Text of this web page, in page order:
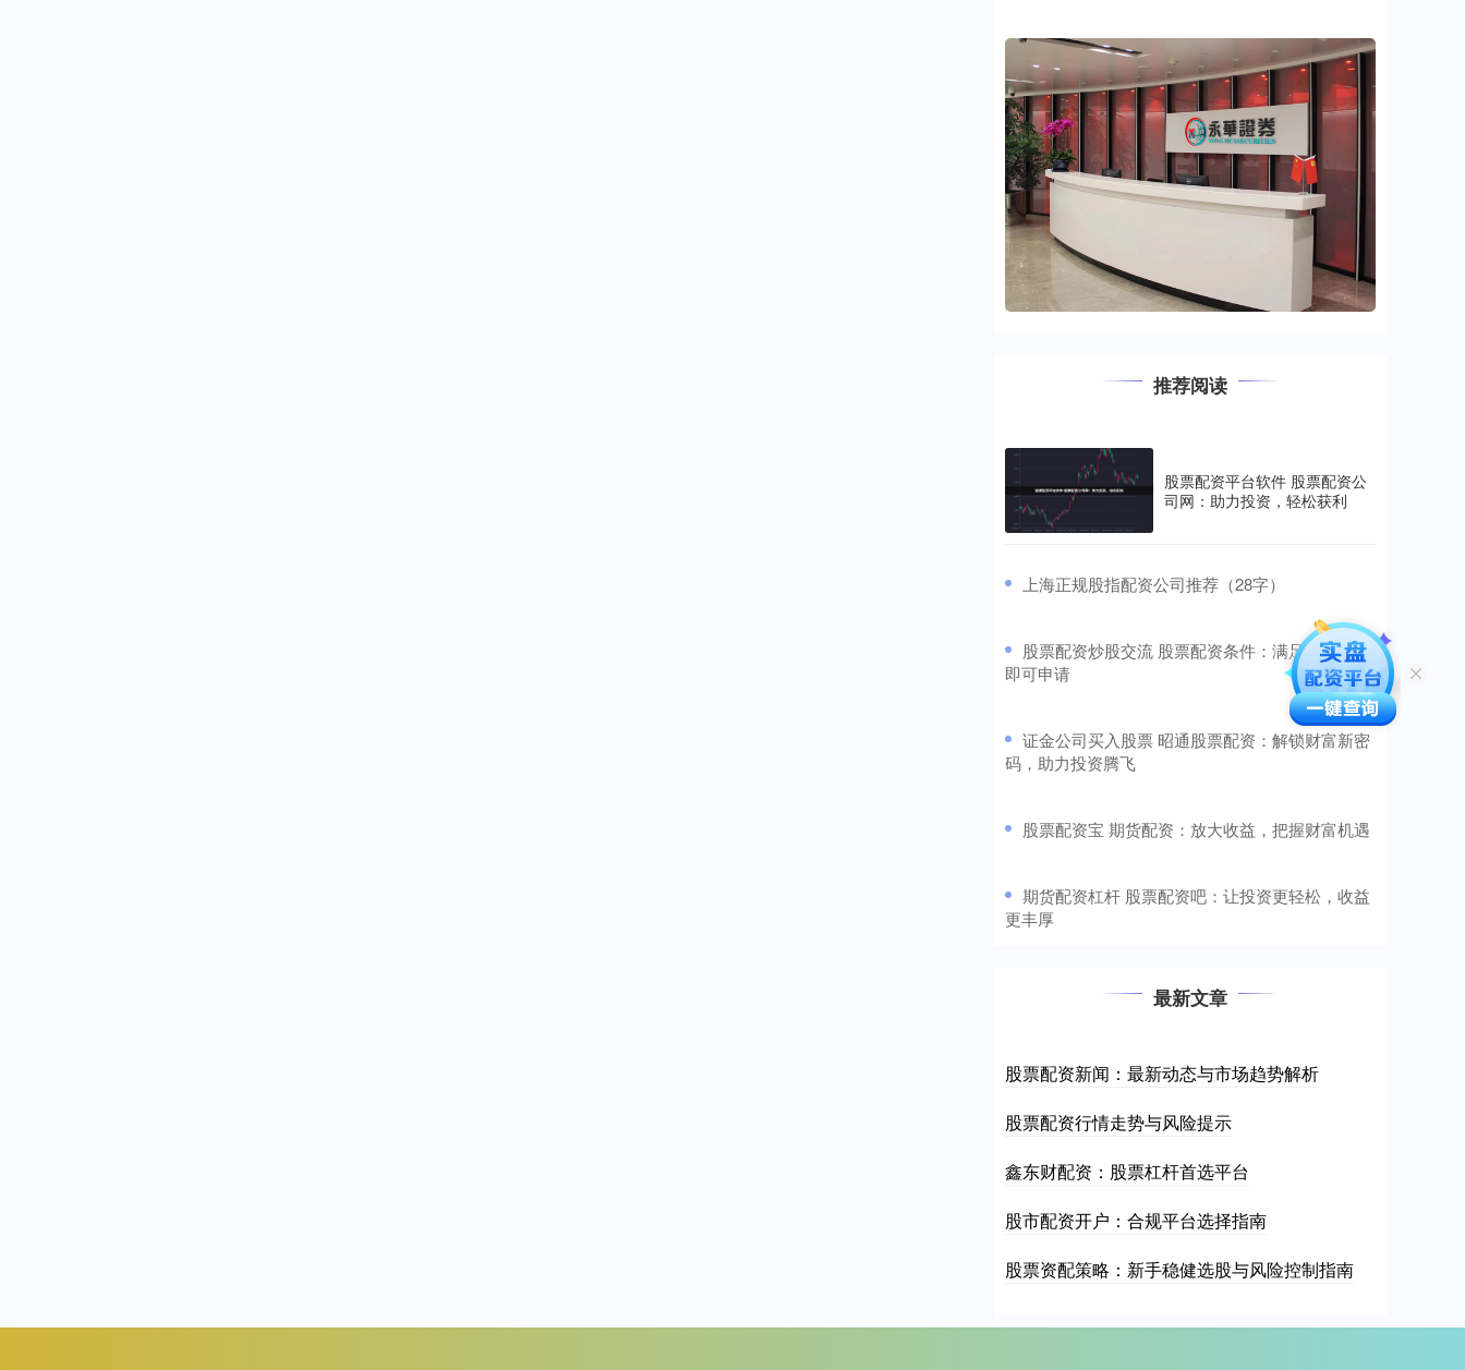
推荐阅读
股票配资平台软件 股票配资公
司网：助力投资，轻松获利
​上海正规股指配资公司推荐（28字）
​股票配资炒股交流 股票配资条件：满足这些要求
即可申请
​证金公司买入股票 昭通股票配资：解锁财富新密
码，助力投资腾飞
​股票配资宝 期货配资：放大收益，把握财富机遇
​期货配资杠杆 股票配资吧：让投资更轻松，收益
更丰厚
最新文章
股票配资新闻：最新动态与市场趋势解析
股票配资行情走势与风险提示
鑫东财配资：股票杠杆首选平台
股市配资开户：合规平台选择指南
股票资配策略：新手稳健选股与风险控制指南